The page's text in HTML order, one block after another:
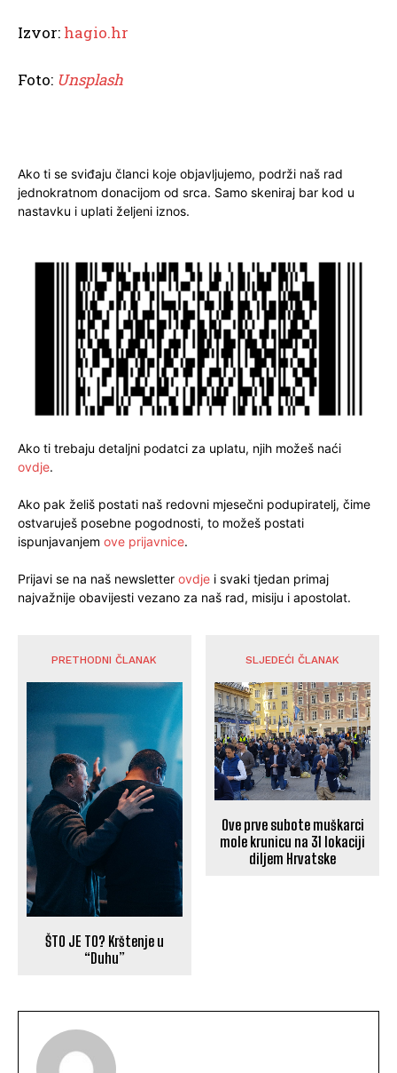
Izvor: hagio.hr
Foto: Unsplash
Ako ti se sviđaju članci koje objavljujemo, podrži naš rad
jednokratnom donacijom od srca. Samo skeniraj bar kod u
nastavku i uplati željeni iznos.
Ako ti trebaju detaljni podatci za uplatu, njih možeš naći
ovdje.
Ako pak želiš postati naš redovni mjesečni podupiratelj, čime
ostvaruješ posebne pogodnosti, to možeš postati
ispunjavanjem ove prijavnice.
Prijavi se na naš newsletter ovdje i svaki tjedan primaj
najvažnije obavijesti vezano za naš rad, misiju i apostolat.
PRETHODNI ČLANAK
ŠTO JE TO? Krštenje u
“Duhu”
SLJEDEĆI ČLANAK
Ove prve subote muškarci
mole krunicu na 31 lokaciji
diljem Hrvatske